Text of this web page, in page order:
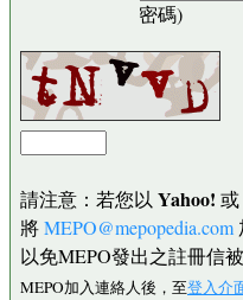
密碼)
請注意：若您以 Yahoo! 或
將MEPO@mepopedia.com
以免MEPO發出之註冊信
MEPO加入連絡人後，至登入介